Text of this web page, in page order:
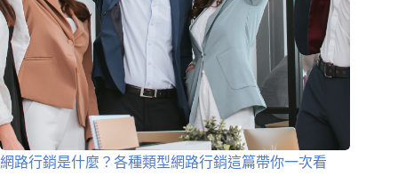
網路行銷是什麼？各種類型網路行銷這篇帶你一次看